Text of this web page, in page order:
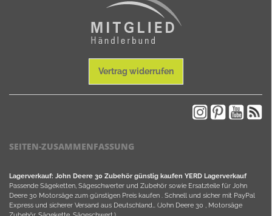
Vertrag widerrufen
SEITEN-ZUSAMMENFASSUNG
Lagerverkauf: John Deere 30 Zubehör günstig kaufen YERD Lagerverkauf
Passende Sägeketten, Sägeschwerter und Zubehör sowie Ersatzteile für John
Deere 30 Motorsäge zum günstigen Preis kaufen . Schnell und sicher mit PayPal
Express und sicherer Versand aus Deutschland… (John Deere 30 , Motorsäge